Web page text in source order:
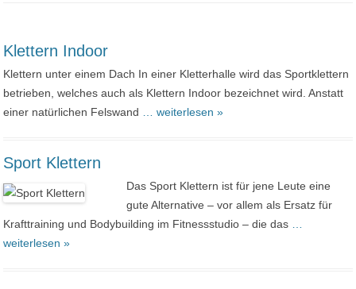
Klettern Indoor
Klettern unter einem Dach In einer Kletterhalle wird das Sportklettern
betrieben, welches auch als Klettern Indoor bezeichnet wird. Anstatt
einer natürlichen Felswand
… weiterlesen »
Sport Klettern
Das Sport Klettern ist für jene Leute eine
gute Alternative – vor allem als Ersatz für
Krafttraining und Bodybuilding im Fitnessstudio – die das
weiterlesen »